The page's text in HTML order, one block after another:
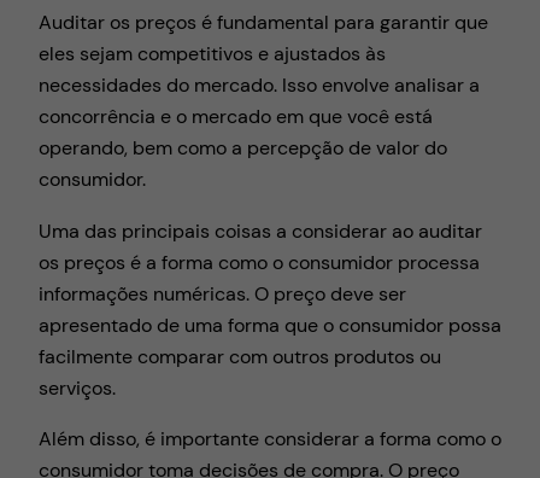
Auditar os preços é fundamental para garantir que
eles sejam competitivos e ajustados às
necessidades do mercado. Isso envolve analisar a
concorrência e o mercado em que você está
operando, bem como a percepção de valor do
consumidor.
Uma das principais coisas a considerar ao auditar
os preços é a forma como o consumidor processa
informações numéricas. O preço deve ser
apresentado de uma forma que o consumidor possa
facilmente comparar com outros produtos ou
serviços.
Além disso, é importante considerar a forma como o
consumidor toma decisões de compra. O preço